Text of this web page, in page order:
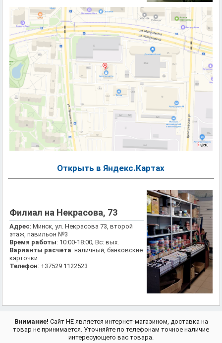
Открыть в Яндекс.Картах
Филиал на Некрасова, 73
Адрес: Минск, ул. Некрасова 73, второй
этаж, павильон №3
Время работы: 10:00-18:00; Вс: вых.
Варианты расчета: наличный, банковские
карточки
Телефон: +37529 1122523
Внимание! Сайт НЕ является интернет-магазином, доставка на
товар не принимается. Уточняйте по телефонам точное наличие
интересующего вас товара.